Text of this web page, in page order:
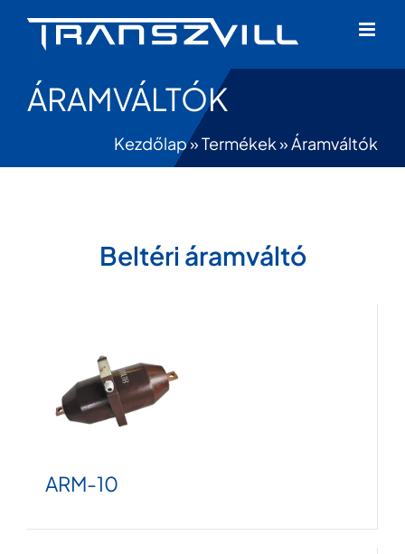
ÁRAMVÁLTÓK
Kezdőlap»Termékek»Áramváltók
Beltéri áramváltó
ARM-10